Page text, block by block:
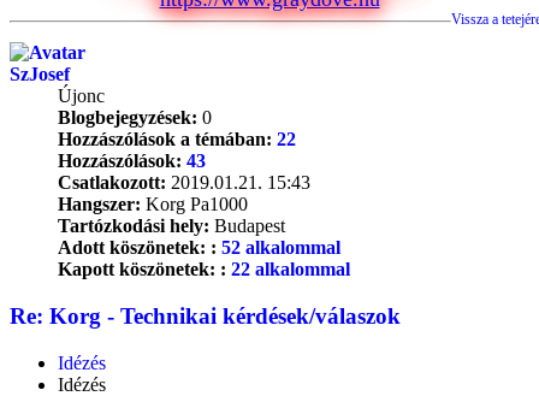
Vissza a
SzJosef
Újonc
Blogbejegyzések: 0
Hozzászólások a témában: 22
Hozzászólások: 43
Csatlakozott: 2019.01.21. 15:43
Hangszer: Korg Pa1000
Tartózkodási hely: Budapest
Adott köszönetek: : 52 alkalommal
Kapott köszönetek: : 22 alkalommal
Re: Korg - Technikai kérdések/válaszok
Idézés
Idézés